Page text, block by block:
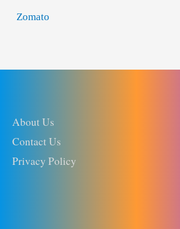
Zomato
About Us
Contact Us
Privacy Policy